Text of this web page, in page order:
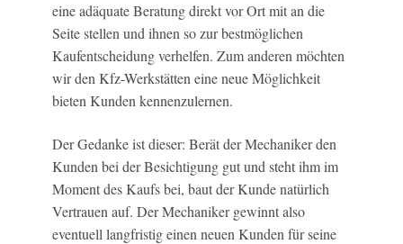
eine adäquate Beratung direkt vor Ort mit an die
Seite stellen und ihnen so zur bestmöglichen
Kaufentscheidung verhelfen. Zum anderen möchten
wir den Kfz-Werkstätten eine neue Möglichkeit
bieten Kunden kennenzulernen.
Der Gedanke ist dieser: Berät der Mechaniker den
Kunden bei der Besichtigung gut und steht ihm im
Moment des Kaufs bei, baut der Kunde natürlich
Vertrauen auf. Der Mechaniker gewinnt also
eventuell langfristig einen neuen Kunden für seine